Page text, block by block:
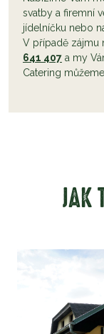
svatby a firemní
jídelníčku nebo
V případě zájmu
641 407 a my
Catering
JAK